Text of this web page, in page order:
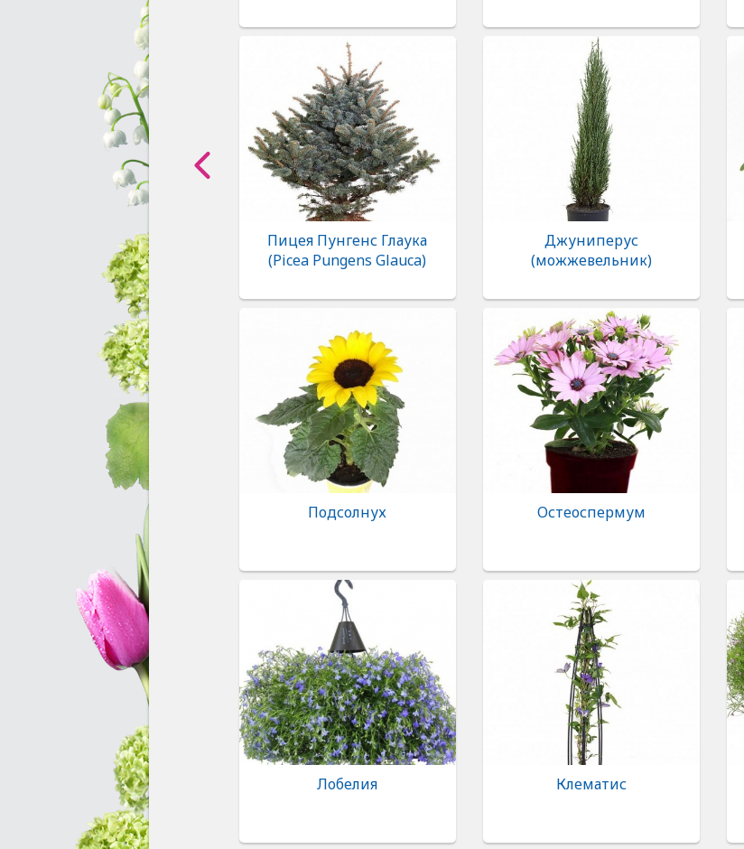
Пицея Пунгенс Глаука
(Picea Pungens Glauca)
Джуниперус
(можжевельник)
Подсолнух Остеоспермум
Лобелия Клематис